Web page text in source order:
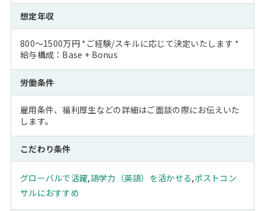
想定年収
800～1500万円 *ご経験/スキルに応じて決定いたします *
給与構成：Base + Bonus
労働条件
雇用条件、福利厚生などの詳細はご面談の際にお伝えいた
します。
こだわり条件
グローバルで活躍,語学力（英語）を活かせる,ポストコン
サルにおすすめ